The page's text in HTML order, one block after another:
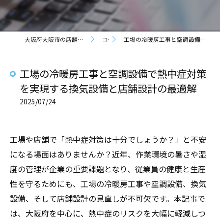
大阪府大阪市の店舗設計なら株式会社ソフト・ファクトリー コラム 工場の冷暖房工事と空調設備で熱中症対策を実現する換気設備と店舗設計の最適解
工場の冷暖房工事と空調設備で熱中症対策
を実現する換気設備と店舗設計の最適解
2025/07/24
工場や店舗で「熱中症対策は十分でしょうか？」と不安
になる場面はありませんか？近年、作業環境の暑さや湿
度の管理が企業の重要課題となり、従業員の健康と生産
性を守るためにも、工場の冷暖房工事や空調設備、換気
設備、そして店舗設計の見直しが不可欠です。本記事で
は、大阪府を中心に、熱中症のリスクを大幅に軽減しつ